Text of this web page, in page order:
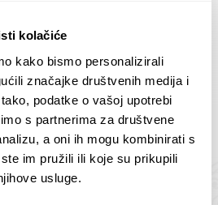
kolačiće
kako bismo personalizirali
značajke društvenih medija i
podatke o vašoj upotrebi
s partnerima za društvene
a oni ih mogu kombinirati s
im pružili ili koje su prikupili
usluge.
€Raspon
cijena:
od
75,00 €
do
Antarktika – krajolik
2
75,00€ – 138,00€Raspon
cijena:
ODABERI OPCIJE